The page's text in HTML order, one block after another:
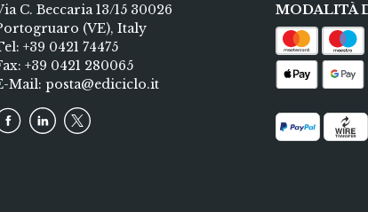
C. Beccaria 13/15 30026
(VE), Italy
+39 0421 74475
+39 0421 280065
Mail:posta@ediciclo.it
MODALITÀ